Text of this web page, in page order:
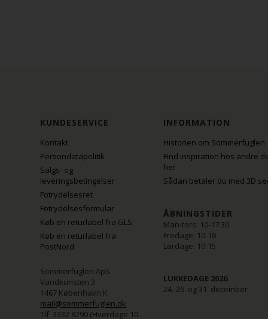
KUNDESERVICE
Kontakt
Persondatapolitik
Salgs- og
leveringsbetingelser
Fotrydelsesret
Fotrydelsesformular
Køb en returlabel fra GLS
Køb en returlabel fra
PostNord
Sommerfuglen ApS
Vandkunsten 3
1467 København K
mail@sommerfuglen.dk
Tlf. 3332 8290 (Hverdage 10-
INFORMATION
Historien om Sommerfuglen
Find inspiration hos andre
her
Sådan betaler du med 3D
ÅBNINGSTIDER
Man-tors: 10-17:30
Fredage: 10-18
Lørdage: 10-15
LUKKEDAGE 2026
24.-26. og 31. december